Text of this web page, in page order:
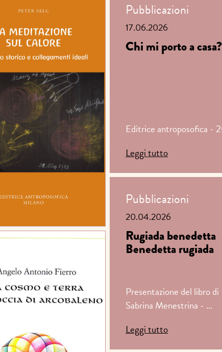
Pubblicazioni
17.06.2026
Chi mi porto a casa?
Editrice antroposofica -
Leggi tutto
Pubblicazioni
20.04.2026
Rugiada benedetta
Benedetta rugiada
Presentazione del libro di
Sabrina Menestrina - ...
Leggi tutto